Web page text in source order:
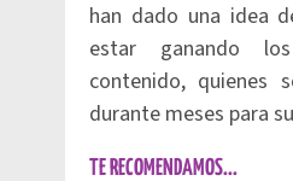
han dado una idea
estar ganando
contenido, quienes
durante meses para
TE RECOMENDAMOS...